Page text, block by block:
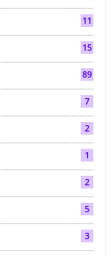
11
15
89
7
2
1
2
5
3